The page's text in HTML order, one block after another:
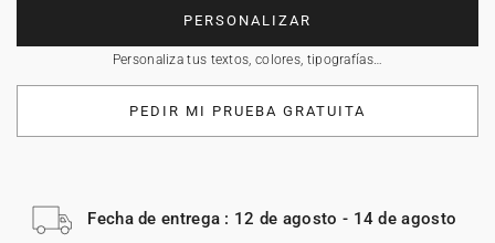
PERSONALIZAR
Personaliza tus textos, colores, tipografías…
PEDIR MI PRUEBA GRATUITA
Fecha de entrega : 12 de agosto - 14 de agosto